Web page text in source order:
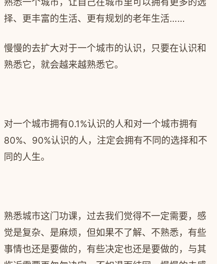
择、更丰富的生活、更有规划的老年生活……
慢慢的去扩大对于一个城市的认识，只要在认识和
熟悉它，就会越来越熟悉它。
对一个城市拥有0.1%认识的人和对一个城市拥有
80%、90%认识的人，注定会拥有不同的选择和不
同的人生。
熟悉城市这门功课，过去我们觉得不一定需要，感
觉是复杂、是麻烦，但如果不了解、不熟悉，有些
事情也还是要做的，有些决定也还是要做的，与其